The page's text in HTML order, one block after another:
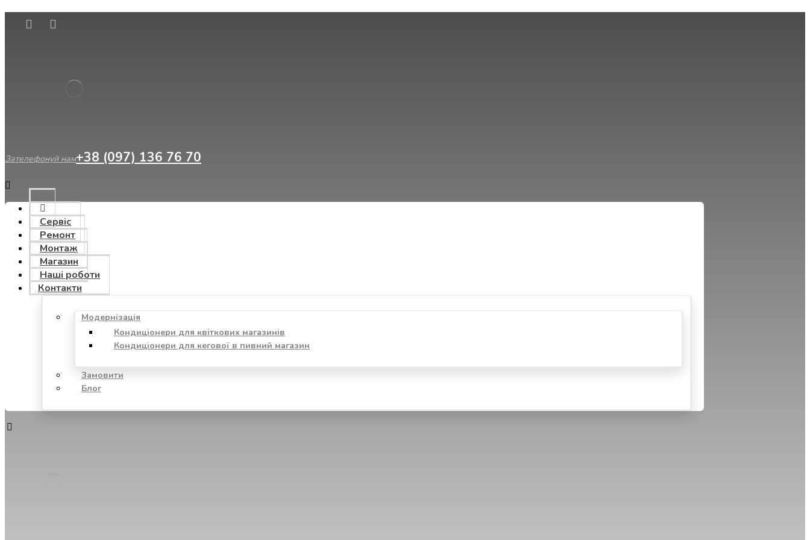
Сервіс
Ремонт
Монтаж
Магазин
Наші роботи
Контакти
Модернізація
Кондиціонери для квіткових магазинів
Кондиціонери для кегової в пивний магазин
Замовити
Блог